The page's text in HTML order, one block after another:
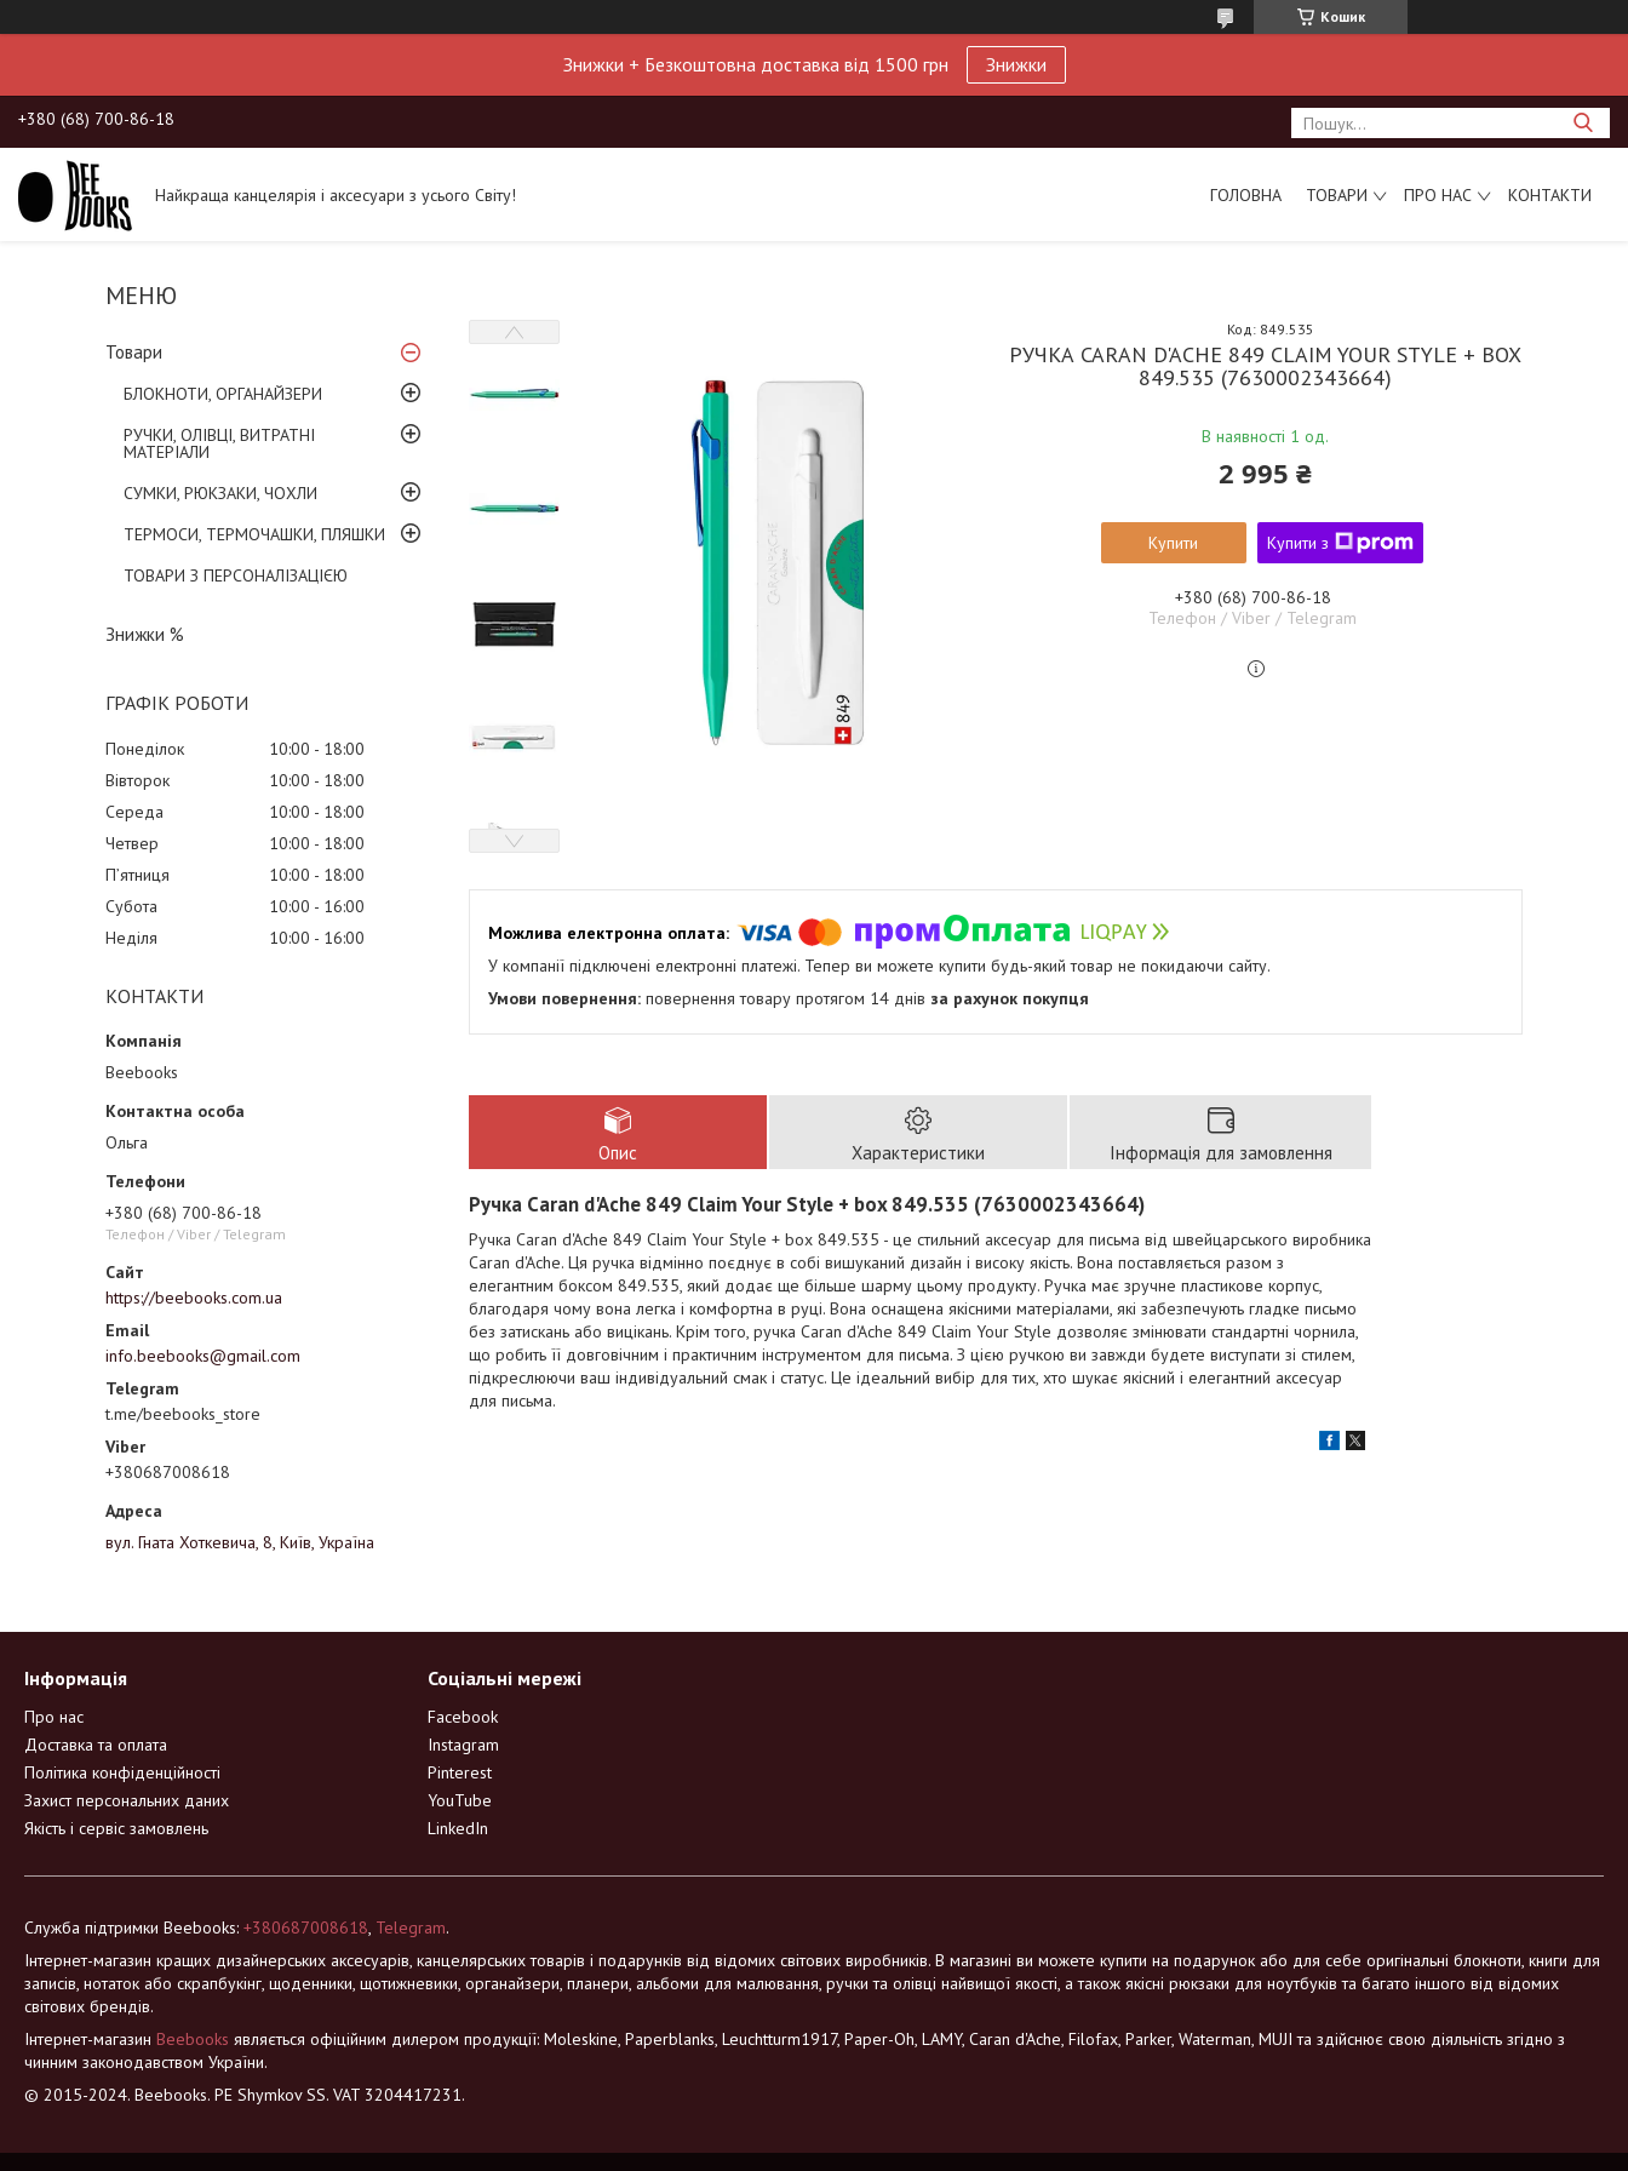
Кошик
Знижки + Безкоштовна доставка від 1500 грн Знижки
+380 (68) 700-86-18
Найкраща канцелярія і аксесуари з усього Світу! ГОЛОВНА ТОВАРИ ПРО НАС КОНТАКТИ
Товари
БЛОКНОТИ, ОРГАНАЙЗЕРИ
РУЧКИ, ОЛІВЦІ, ВИТРАТНІ
МАТЕРІАЛИ
СУМКИ, РЮКЗАКИ, ЧОХЛИ
ТЕРМОСИ, ТЕРМОЧАШКИ, ПЛЯШКИ
ТОВАРИ З ПЕРСОНАЛІЗАЦІЄЮ
Знижки %
ГРАФІК РОБОТИ
Понеділок 10:00
18:00
Вівторок
10:00
18:00
Середа
10:00
18:00
Четвер
10:00
18:00
Пʼятниця
10:00
18:00
Субота
10:00
16:00
Неділя
10:00 16:00
КОНТАКТИ
Beebooks
Ольга
+380 (68) 700-86-18
Телефон / Viber / Telegram
https://beebooks.com.ua
info.beebooks@gmail.com
t.me/beebooks_store
+380687008618
вул. Гната Хоткевича, 8, Київ, Україна
РУЧКА CARAN D'ACHE 849 CLAIM YOUR STYLE + BOX
849.535 (7630002343664)
В наявності 1 од.
Код: 849.535
2 995 ₴
Купити Купити з
+380 (68) 700-86-18
Телефон / Viber / Telegram
У компанії підключені електронні платежі. Тепер ви можете купити будь-який товар не покидаючи сайту.
повернення товару протягом 14 днів за рахунок покупця
Опис Характеристики Інформація для замовлення
Ручка Caran d'Ache 849 Claim Your Style + box 849.535 (7630002343664)
Ручка Caran d'Ache 849 Claim Your Style + box 849.535 - це стильний аксесуар для письма від швейцарського виробника
Caran d'Ache. Ця ручка відмінно поєднує в собі вишуканий дизайн і високу якість. Вона поставляється разом з
елегантним боксом 849.535, який додає ще більше шарму цьому продукту. Ручка має зручне пластикове корпус,
благодаря чому вона легка і комфортна в руці. Вона оснащена якісними матеріалами, які забезпечують гладке письмо
без затискань або вицікань. Крім того, ручка Caran d'Ache 849 Claim Your Style дозволяє змінювати стандартні чорнила,
що робить її довговічним і практичним інструментом для письма. З цією ручкою ви завжди будете виступати зі стилем,
підкреслюючи ваш індивідуальний смак і статус. Це ідеальний вибір для тих, хто шукає якісний і елегантний аксесуар
для письма.
Інформація
Про нас
Доставка та оплата
Політика конфіденційності
Захист персональних даних
Якість і сервіс замовлень
Соціальні мережі
Facebook
Instagram
Pinterest
YouTube
LinkedIn
Служба підтримки Beebooks: +380687008618, Telegram.
Інтернет-магазин кращих дизайнерських аксесуарів, канцелярських товарів і подарунків від відомих світових виробників. В магазині ви можете купити на подарунок або для себе оригінальні блокноти, книги для
записів, нотаток або скрапбукінг, щоденники, щотижневики, органайзери, планери, альбоми для малювання, ручки та олівці найвищої якості, а також якісні рюкзаки для ноутбуків та багато іншого від відомих
світових брендів.
Інтернет-магазин Beebooks являється офіційним дилером продукції: Moleskine, Paperblanks, Leuchtturm1917, Paper-Oh, LAMY, Caran d'Ache, Filofax, Parker, Waterman, MUJI та здійснює свою діяльність згідно з
чинним законодавством України.
© 2015-2024. Beebooks. PE Shymkov SS. VAT 3204417231.